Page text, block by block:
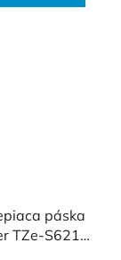
páska
TZe-S621